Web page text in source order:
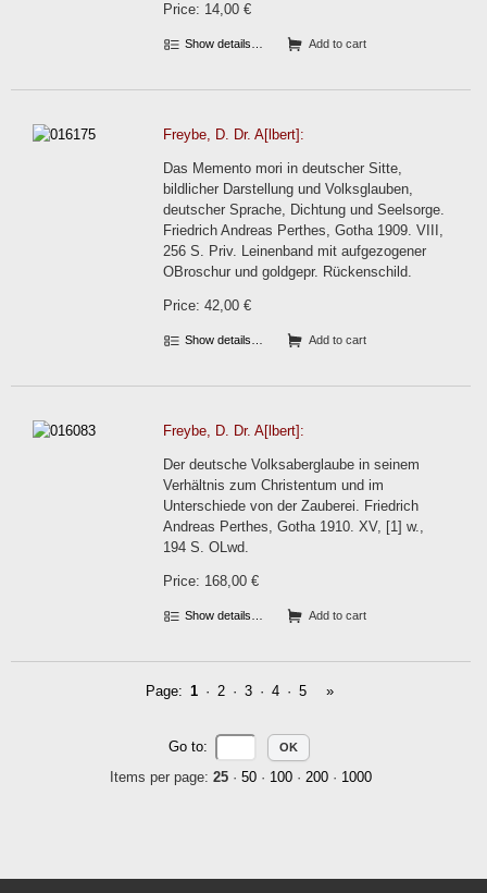
Price: 14,00 €
Show details… Add to cart
Freybe, D. Dr. A[lbert]:
Das Memento mori in deutscher Sitte,
bildlicher Darstellung und Volksglauben,
deutscher Sprache, Dichtung und Seelsorge.
Friedrich Andreas Perthes, Gotha 1909. VIII,
256 S. Priv. Leinenband mit aufgezogener
OBroschur und goldgepr. Rückenschild.
Price: 42,00 €
Show details… Add to cart
Freybe, D. Dr. A[lbert]:
Der deutsche Volksaberglaube in seinem
Verhältnis zum Christentum und im
Unterschiede von der Zauberei. Friedrich
Andreas Perthes, Gotha 1910. XV, [1] w.,
194 S. OLwd.
Price: 168,00 €
Show details… Add to cart
Page: 1 · 2 · 3 · 4 · 5 »
Go to:
Items per page: 25 · 50 · 100 · 200 · 1000